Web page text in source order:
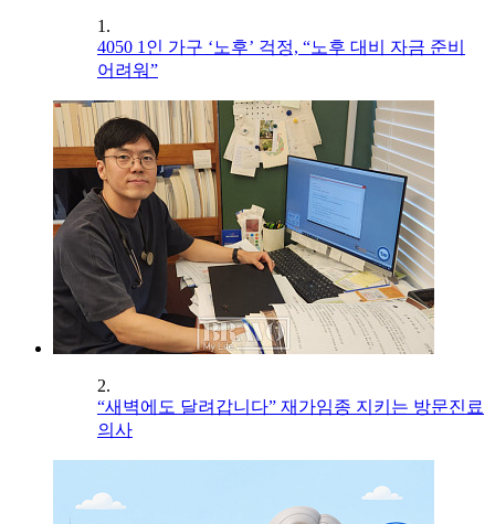
1.
4050 1인 가구 ‘노후’ 걱정, “노후 대비 자금 준비
어려워”
2.
“새벽에도 달려갑니다” 재가임종 지키는 방문진료
의사